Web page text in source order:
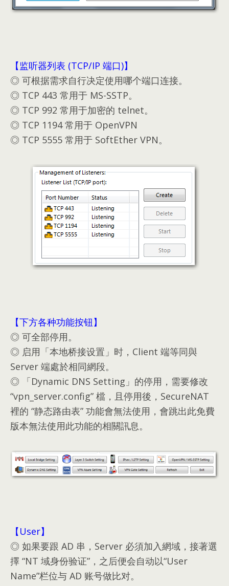
【监听器列表 (TCP/IP 端口)】
◎ 可根据需求自行决定使用哪个端口连接。
◎ TCP 443 常用于 MS-SSTP。
◎ TCP 992 常用于加密的 telnet。
◎ TCP 1194 常用于 OpenVPN
◎ TCP 5555 常用于 SoftEther VPN。
【下方各种功能按钮】
◎ 可全部停用。
◎ 启用「本地桥接设置」时， Client 端等同與
Server 端處於相同網段。
◎ 「Dynamic DNS Setting」的停用 ， 需要修改
“vpn_server.config” 檔 ， 且停用後 ， SecureNAT
裡的 “静态路由表” 功能會無法使用 ， 會跳出此免費
版本無法使用此功能的相關訊息。
【User】
◎ 如果要跟 AD 串 ， Server 必須加入網域 ， 接著選
擇 “NT 域身份验证”，之后便会自动以“User
Name”栏位与 AD 账号做比对。